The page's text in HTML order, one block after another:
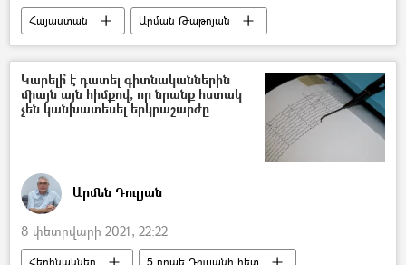
Հայաստան
Արման Թաթոյան
ՀՀ ՄԻՊ
Իշխանություն
ընդդիմություն
Կարելի՞ է դատել գիտնականներին
միայն այն հիմքով, որ նրանք հստակ
չեն կանխատեսել երկրաշարժը
Արմեն Դուլյան
8 փետրվարի 2021, 22:22
Հեղինակներ 5 րոպե Դուլյանի հետ